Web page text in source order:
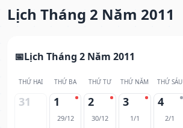
Lịch Tháng 2 Năm 2011
Lịch Tháng 2 Năm 2011
THỨ HAI THỨ BA THỨ TƯ THỨ NĂM THỨ SÁU
31 1
29/12
2
30/12
3
1/1
4
2/1